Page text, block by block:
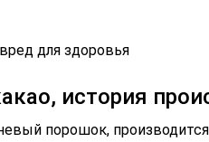
история
порошок,